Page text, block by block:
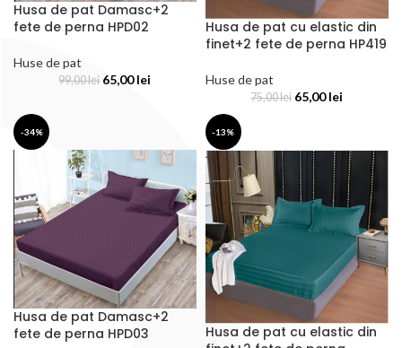
Husa de pat Damasc+2
fete de perna HPD02
Huse de pat
99,00lei 65,00lei
Husa de pat cu elastic din
finet+2 fete de perna HP419
Huse de pat
75,00lei 65,00lei
-34%
Husa de pat Damasc+2
fete de perna HPD03
-13%
Husa de pat cu elastic din